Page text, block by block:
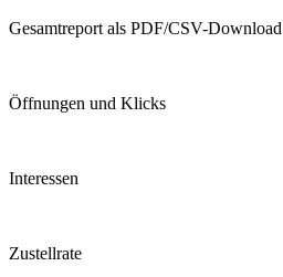
Gesamtreport als PDF/CSV-Download
Öffnungen und Klicks
Interessen
Zustellrate